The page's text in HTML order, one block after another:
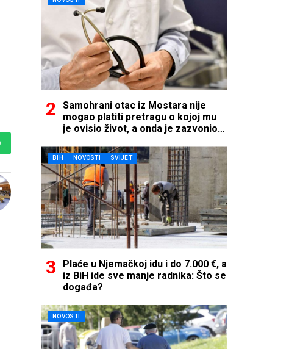
Samohrani otac iz Mostara nije
mogao platiti pretragu o kojoj mu
je ovisio život, a onda je zazvonio
BIH NOVOSTI SVIJET
Plaće u Njemačkoj idu i do 7.000 €, a
iz BiH ide sve manje radnika: Što se
događa?
NOVOSTI